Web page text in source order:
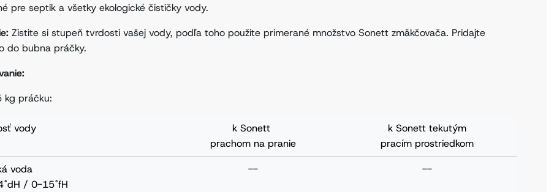
pre septik a všetky ekologické čističky vody.
Zistite si stupeň tvrdosti vašej vody, podľa toho použite primerané množstvo Sonett zmäkčovača. Pridajte
do bubna práčky.
kg práčku:
vody
k Sonett
prachom na pranie
k Sonett tekutým
pracím prostriedkom
voda
/ 0-15˚fH
-- --